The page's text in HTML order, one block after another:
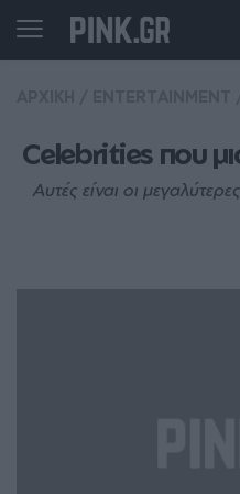
Celebrities που
Αυτές είναι οι